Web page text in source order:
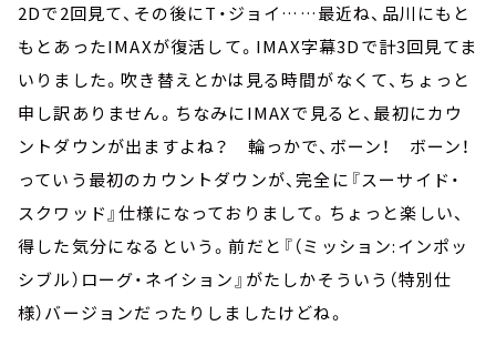
2Dで2回見て、その後にT・ジョイ……最近ね、品川にもと
もとあったIMAXが復活して。IMAX字幕3Dで計3回見てま
いりました。吹き替えとかは見る時間がなくて、ちょっと
申し訳ありません。ちなみにIMAXで見ると、最初にカウ
ントダウンが出ますよね？ 輪っかで、ボーン！ ボーン！
っていう最初のカウントダウンが、完全に『スーサイド・
スクワッド』仕様になっておりまして。ちょっと楽しい、
得した気分になるという。前だと『（ミッション:インポッ
シブル）ローグ・ネイション』がたしかそういう（特別仕
様）バージョンだったりしましたけどね。